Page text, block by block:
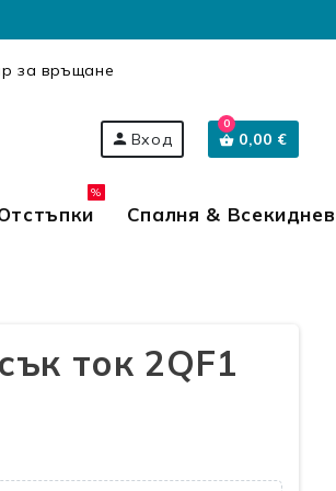
за връщане
person Вход shopping_basket
0
0,00 €
%
Спалня &
ток 2QF1